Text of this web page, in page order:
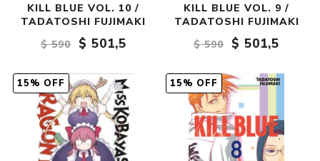
KILL BLUE VOL. 10 /
TADATOSHI FUJIMAKI
$ 590
$ 501,5
KILL BLUE VOL. 9 /
TADATOSHI FUJIMAKI
$ 590
$ 501,5
15% OFF 15% OFF